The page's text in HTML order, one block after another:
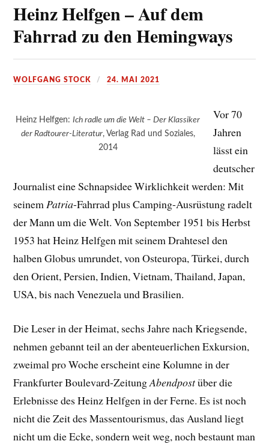
Heinz Helfgen – Auf dem
Fahrrad zu den Hemingways
WOLFGANG STOCK 24. MAI 2021
Heinz Helfgen:Ich radle um die Welt – Der Klassiker
der Radtourer-Literatur, Verlag Rad und Soziales,
2014
Vor 70
Jahren
lässt ein
deutscher
Journalist eine Schnapsidee Wirklichkeit werden: Mit
seinemPatria-Fahrrad plus Camping-Ausrüstung radelt
der Mann um die Welt. Von September 1951 bis Herbst
1953 hat Heinz Helfgen mit seinem Drahtesel den
halben Globus umrundet, von Osteuropa, Türkei, durch
den Orient, Persien, Indien, Vietnam, Thailand, Japan,
USA, bis nach Venezuela und Brasilien.
Die Leser in der Heimat, sechs Jahre nach Kriegsende,
nehmen gebannt teil an der abenteuerlichen Exkursion,
zweimal pro Woche erscheint eine Kolumne in der
Frankfurter Boulevard-ZeitungAbendpostüber die
Erlebnisse des Heinz Helfgen in der Ferne. Es ist noch
nicht die Zeit des Massentourismus, das Ausland liegt
nicht um die Ecke, sondern weit weg, noch bestaunt man